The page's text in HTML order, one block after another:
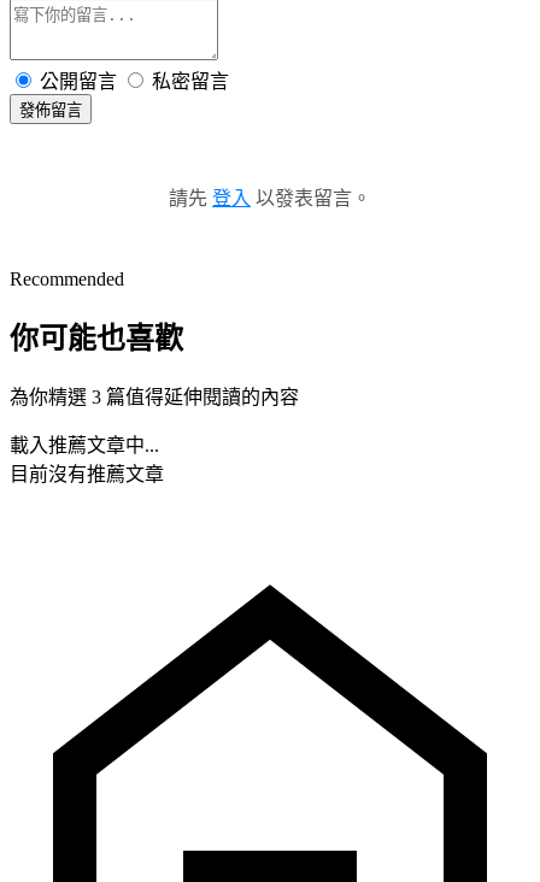
公開留言 私密留言
發佈留言
請先 登入 以發表留言。
Recommended
你可能也喜歡
為你精選 3 篇值得延伸閱讀的內容
載入推薦文章中...
目前沒有推薦文章